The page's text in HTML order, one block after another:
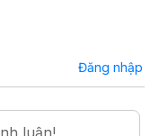
Đăng nhập